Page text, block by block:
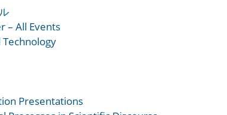
– All Events
Presentations